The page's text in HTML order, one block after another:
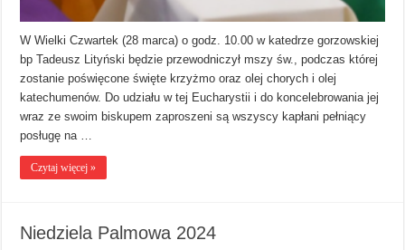
W Wielki Czwartek (28 marca) o godz. 10.00 w katedrze gorzowskiej
bp Tadeusz Lityński będzie przewodniczył mszy św., podczas której
zostanie poświęcone święte krzyżmo oraz olej chorych i olej
katechumenów. Do udziału w tej Eucharystii i do koncelebrowania jej
wraz ze swoim biskupem zaproszeni są wszyscy kapłani pełniący
posługę na …
Czytaj więcej »
Niedziela Palmowa 2024